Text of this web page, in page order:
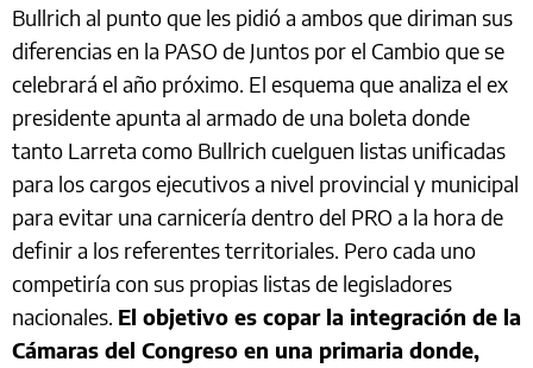
Bullrich al punto que les pidió a ambos que diriman sus
diferencias en la PASO de Juntos por el Cambio que se
celebrará el año próximo. El esquema que analiza el ex
presidente apunta al armado de una boleta donde
tanto Larreta como Bullrich cuelguen listas unificadas
para los cargos ejecutivos a nivel provincial y municipal
para evitar una carnicería dentro del PRO a la hora de
definir a los referentes territoriales. Pero cada uno
competiría con sus propias listas de legisladores
nacionales. El objetivo es copar la integración de la
Cámaras del Congreso en una primaria donde,